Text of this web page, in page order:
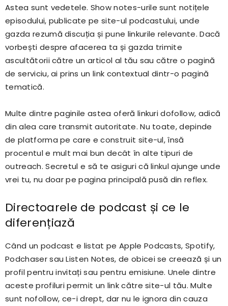
Astea sunt vedetele. Show notes-urile sunt notițele
episodului, publicate pe site-ul podcastului, unde
gazda rezumă discuția și pune linkurile relevante. Dacă
vorbești despre afacerea ta și gazda trimite
ascultătorii către un articol al tău sau către o pagină
de serviciu, ai prins un link contextual dintr-o pagină
tematică.
Multe dintre paginile astea oferă linkuri dofollow, adică
din alea care transmit autoritate. Nu toate, depinde
de platforma pe care e construit site-ul, însă
procentul e mult mai bun decât în alte tipuri de
outreach. Secretul e să te asiguri că linkul ajunge unde
vrei tu, nu doar pe pagina principală pusă din reflex.
Directoarele de podcast și ce le
diferențiază
Când un podcast e listat pe Apple Podcasts, Spotify,
Podchaser sau Listen Notes, de obicei se creează și un
profil pentru invitați sau pentru emisiune. Unele dintre
aceste profiluri permit un link către site-ul tău. Multe
sunt nofollow, ce-i drept, dar nu le ignora din cauza